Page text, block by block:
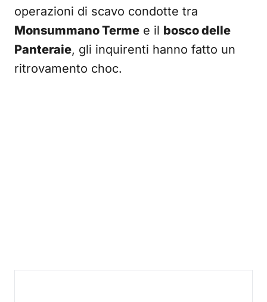
operazioni di scavo condotte tra
Monsummano Terme e il bosco delle
Panteraie, gli inquirenti hanno fatto un
ritrovamento choc.